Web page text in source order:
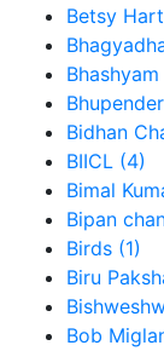
Betsy
Bidhan
BIICL (4)
Bimal
Bipan
Birds (1)
Biru
Bob